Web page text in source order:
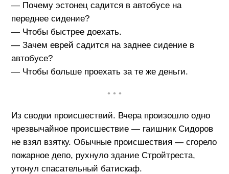
— Почему эстонец садится в автобусе на
переднее сидение?
— Чтобы быстрее доехать.
— Зачем еврей садится на заднее сидение в
автобусе?
— Чтобы больше проехать за те же деньги.
• • •
Из сводки происшествий. Вчера произошло одно
чрезвычайное происшествие — гаишник Сидоров
не взял взятку. Обычные происшествия — сгорело
пожарное депо, рухнуло здание Стройтреста,
утонул спасательный батискаф.